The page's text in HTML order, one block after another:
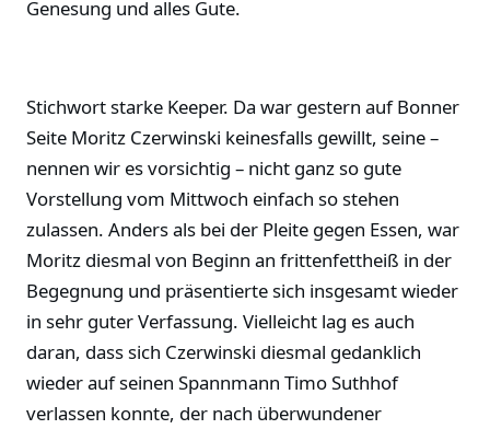
Genesung und alles Gute.
Stichwort starke Keeper. Da war gestern auf Bonner
Seite Moritz Czerwinski keinesfalls gewillt, seine –
nennen wir es vorsichtig – nicht ganz so gute
Vorstellung vom Mittwoch einfach so stehen
zulassen. Anders als bei der Pleite gegen Essen, war
Moritz diesmal von Beginn an frittenfettheiß in der
Begegnung und präsentierte sich insgesamt wieder
in sehr guter Verfassung. Vielleicht lag es auch
daran, dass sich Czerwinski diesmal gedanklich
wieder auf seinen Spannmann Timo Suthhof
verlassen konnte, der nach überwundener